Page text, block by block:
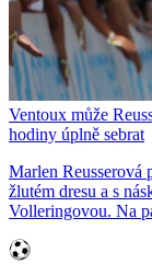
Ventoux může
hodiny úplně sebrat
Marlen Reusserová
žlutém dresu a s
Volleringovou. Na